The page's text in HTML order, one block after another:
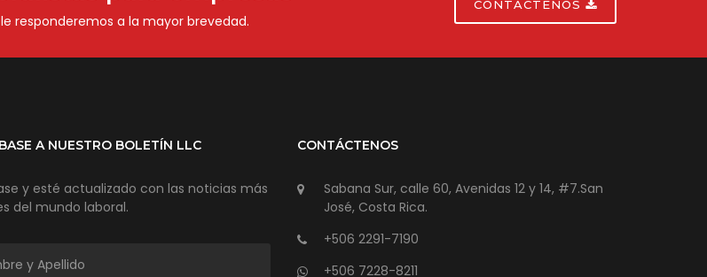
responderemos a la mayor brevedad.
CONTÁCTENOS
A NUESTRO BOLETÍN LLC
y esté actualizado con las noticias más
del mundo laboral.
CONTÁCTENOS
Sabana Sur, calle 60, Avenidas 12 y 14, #7.San
José, Costa Rica.
+506 2291-7190
+506 7228-8211